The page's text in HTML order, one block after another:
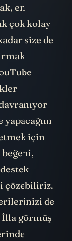
en
çok kolay
size de
yapacağım
için
çözebiliriz.
de
görmüş